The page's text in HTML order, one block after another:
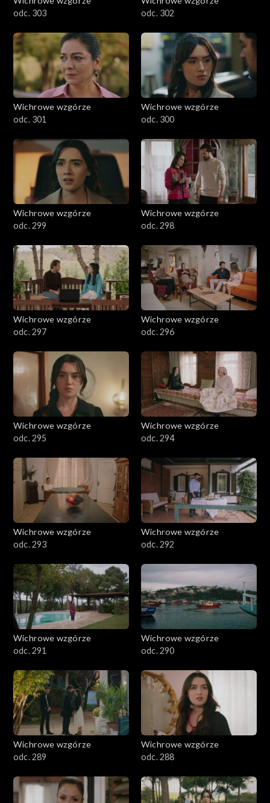
odc. 303
odc. 302
Wichrowe wzgórze
odc. 301
Wichrowe wzgórze
odc. 300
Wichrowe wzgórze
odc. 299
Wichrowe wzgórze
odc. 298
Wichrowe wzgórze
odc. 297
Wichrowe wzgórze
odc. 296
Wichrowe wzgórze
odc. 295
Wichrowe wzgórze
odc. 294
Wichrowe wzgórze
odc. 293
Wichrowe wzgórze
odc. 292
Wichrowe wzgórze
odc. 291
Wichrowe wzgórze
odc. 290
Wichrowe wzgórze
odc. 289
Wichrowe wzgórze
odc. 288